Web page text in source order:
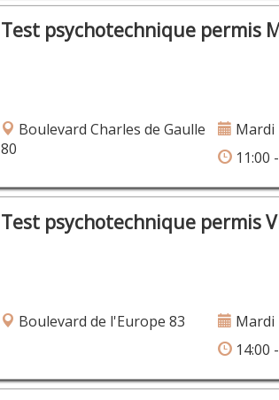
Test psychotechnique permis
Boulevard Charles de Gaulle
80
Mardi
11:00
Test psychotechnique permis
Boulevard de l'Europe 83
Mardi
14:00